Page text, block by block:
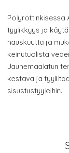
Polyrottinkisessa
tyylikkyys ja
hauskuutta ja
keinutuolista
Jauhemaalatun
kestävä ja
sisustustyyleihin.